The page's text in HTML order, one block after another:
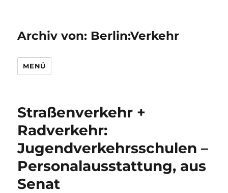
Archiv von: Berlin:Verkehr
MENÜ
Straßenverkehr +
Radverkehr:
Jugendverkehrsschulen –
Personalausstattung, aus
Senat